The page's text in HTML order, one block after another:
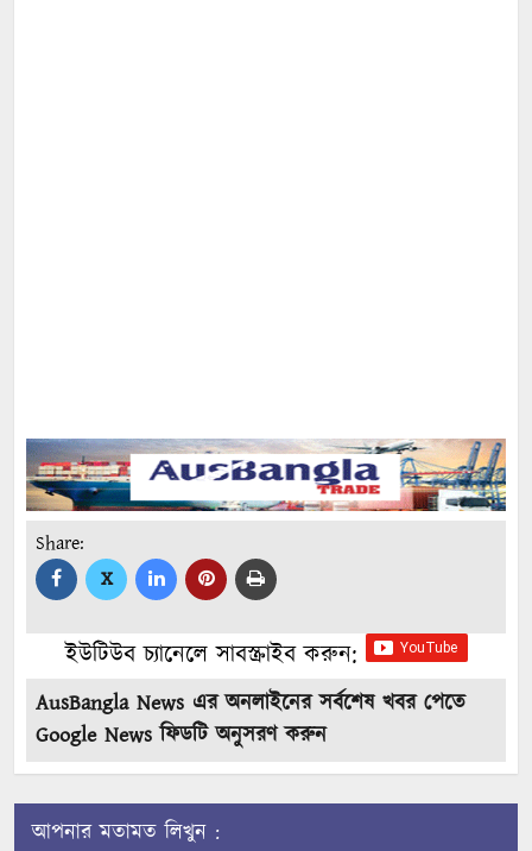
Share:
X
ইউটিউব চ্যানেলে সাবস্ক্রাইব করুন:
AusBangla News এর অনলাইনের সর্বশেষ খবর পেতে
Google News ফিডটি অনুসরণ করুন
আপনার মতামত লিখুন :